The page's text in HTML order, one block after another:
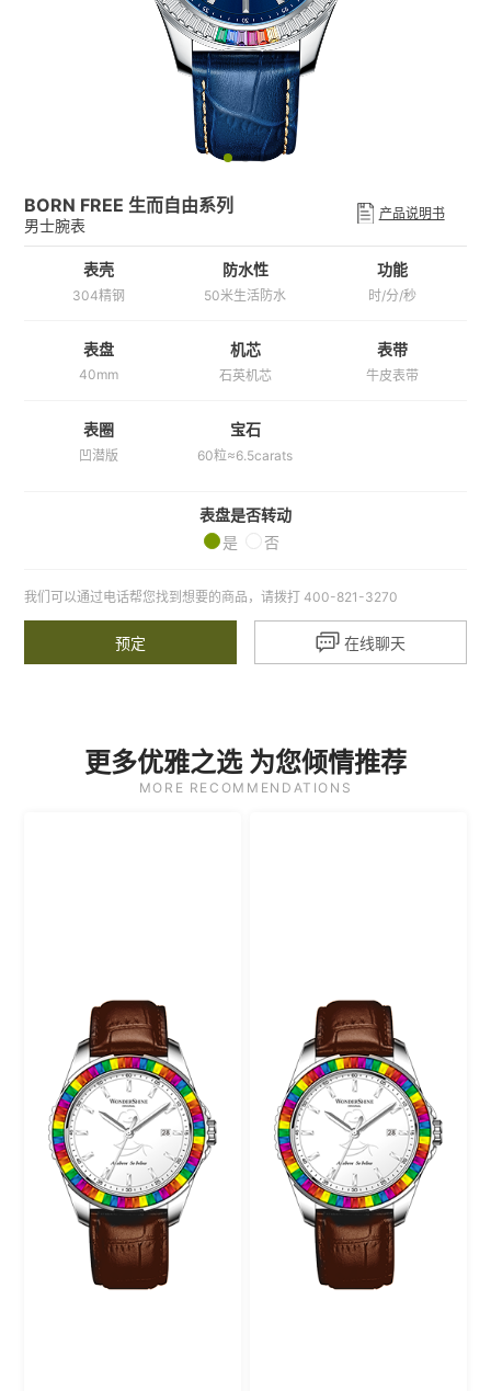
产品说明书
BORN FREE 生而自由系列
男士腕表
表壳
304精钢
防水性
50米生活防水
功能
时/分/秒
表盘
40mm
机芯
石英机芯
表带
牛皮表带
表圈
凹潜版
宝石
60粒≈6.5carats
表盘是否转动
是
否
我们可以通过电话帮您找到想要的商品，请拨打 400-821-3270
预定  在线聊天
更多优雅之选 为您倾情推荐
MORE RECOMMENDATIONS